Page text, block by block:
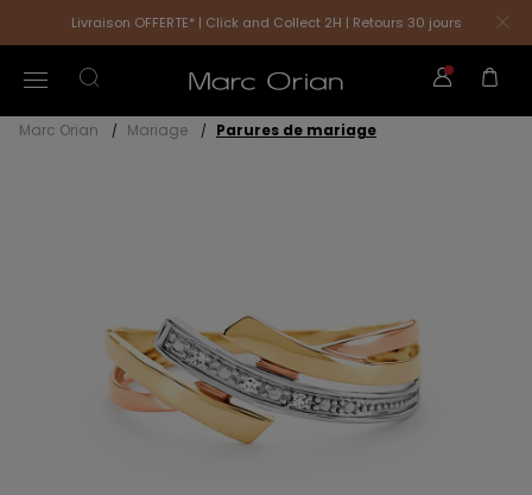
Livraison OFFERTE* | Click and Collect 2H | Retours 30 jours
Marc Orian Mariage Parures de mariage